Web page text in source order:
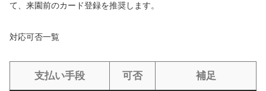
て、来園前のカード登録を推奨します。
対応可否一覧
支払い手段 可否 補足